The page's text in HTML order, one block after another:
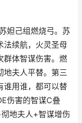
己组燃烧弓。苏
法续航，火灵圣母
群体智谋伤害。燃
地夫人平替。第三
谁用谁，都可以替
伤害的智谋C叠
地夫人+智谋增伤